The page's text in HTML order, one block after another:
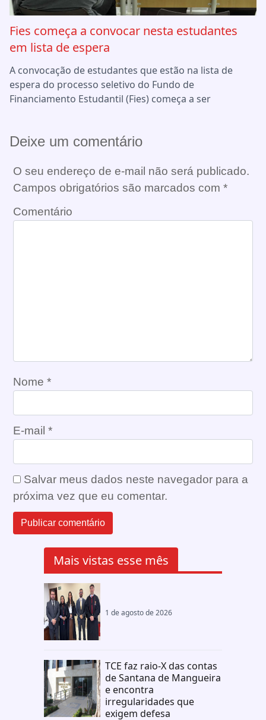
Fies começa a convocar nesta estudantes
em lista de espera
A convocação de estudantes que estão na lista de
espera do processo seletivo do Fundo de
Financiamento Estudantil (Fies) começa a ser
Deixe um comentário
O seu endereço de e-mail não será publicado.
Campos obrigatórios são marcados com *
Comentário
Nome *
E-mail *
Salvar meus dados neste navegador para a
próxima vez que eu comentar.
Mais vistas esse mês
1 de agosto de 2026
TCE faz raio-X das contas
de Santana de Mangueira
e encontra
irregularidades que
exigem defesa